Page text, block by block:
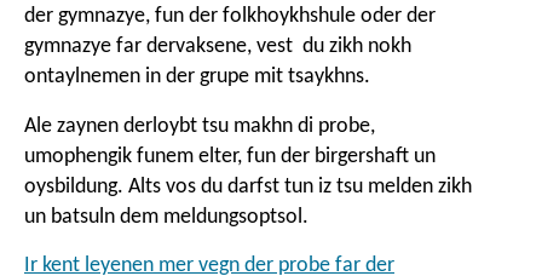
der gymnazye, fun der folkhoykhshule oder der
gymnazye far dervaksene, vest du zikh nokh
ontaylnemen in der grupe mit tsaykhns.
Ale zaynen derloybt tsu makhn di probe,
umophengik funem elter, fun der birgershaft un
oysbildung. Alts vos du darfst tun iz tsu melden zikh
un batsuln dem meldungsoptsol.
Ir kent leyenen mer vegn der probe far der